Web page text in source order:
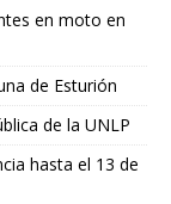
en moto en
de Esturión
de la UNLP
hasta el 13 de